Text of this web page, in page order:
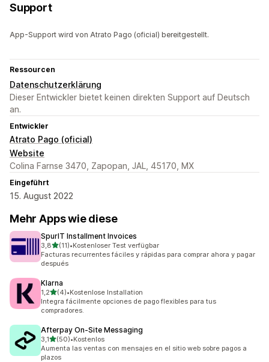
Support
App-Support wird von Atrato Pago (oficial) bereitgestellt.
Ressourcen
Datenschutzerklärung
Dieser Entwickler bietet keinen direkten Support auf Deutsch
an.
Entwickler
Atrato Pago (oficial)
Website
Colina Farnse 3470, Zapopan, JAL, 45170, MX
Eingeführt
15. August 2022
Mehr Apps wie diese
SpurIT Installment Invoices
3,8von 5 Sternen
(11)
11 Rezensionen insgesamt
•Kostenloser Test verfügbar
Facturas recurrentes fáciles y rápidas para comprar ahora y pagar
después
Klarna
1,2von 5 Sternen
(4)
4 Rezensionen insgesamt
•Kostenlose Installation
Integra fácilmente opciones de pago flexibles para tus
compradores.
Afterpay On‑Site Messaging
3,1von 5 Sternen
(50)
50 Rezensionen insgesamt
•Kostenlos
Aumenta las ventas con mensajes en el sitio web sobre pagos a
plazos